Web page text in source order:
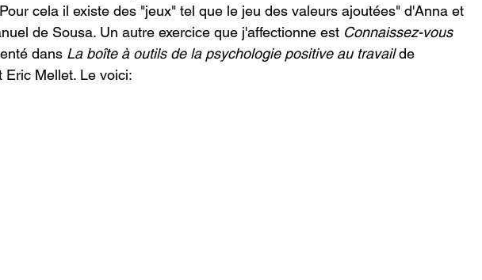
cela il existe des "jeux" tel que le jeu des valeurs ajoutées" d'Anna et
de Sousa. Un autre exercice que j'affectionne est Connaissez-vous
dans La boîte à outils de la psychologie positive au travail de
Eric Mellet. Le voici: